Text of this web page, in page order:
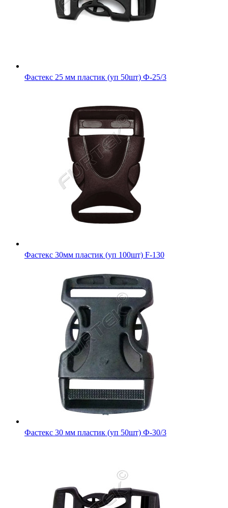
Фастекс 25 мм пластик (уп 50шт) Ф-25/3
Фастекс 30мм пластик (уп 100шт) F-130
Фастекс 30 мм пластик (уп 50шт) Ф-30/3